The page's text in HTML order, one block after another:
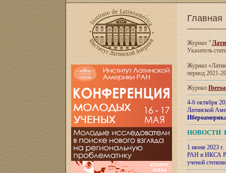
Главная
Журнал"
Указатель
Журнал
период 2021-
Журнал
4-6 октября
Латинской
НОВОСТИ
1 июня 2023
РАН и ИКСА
ученой